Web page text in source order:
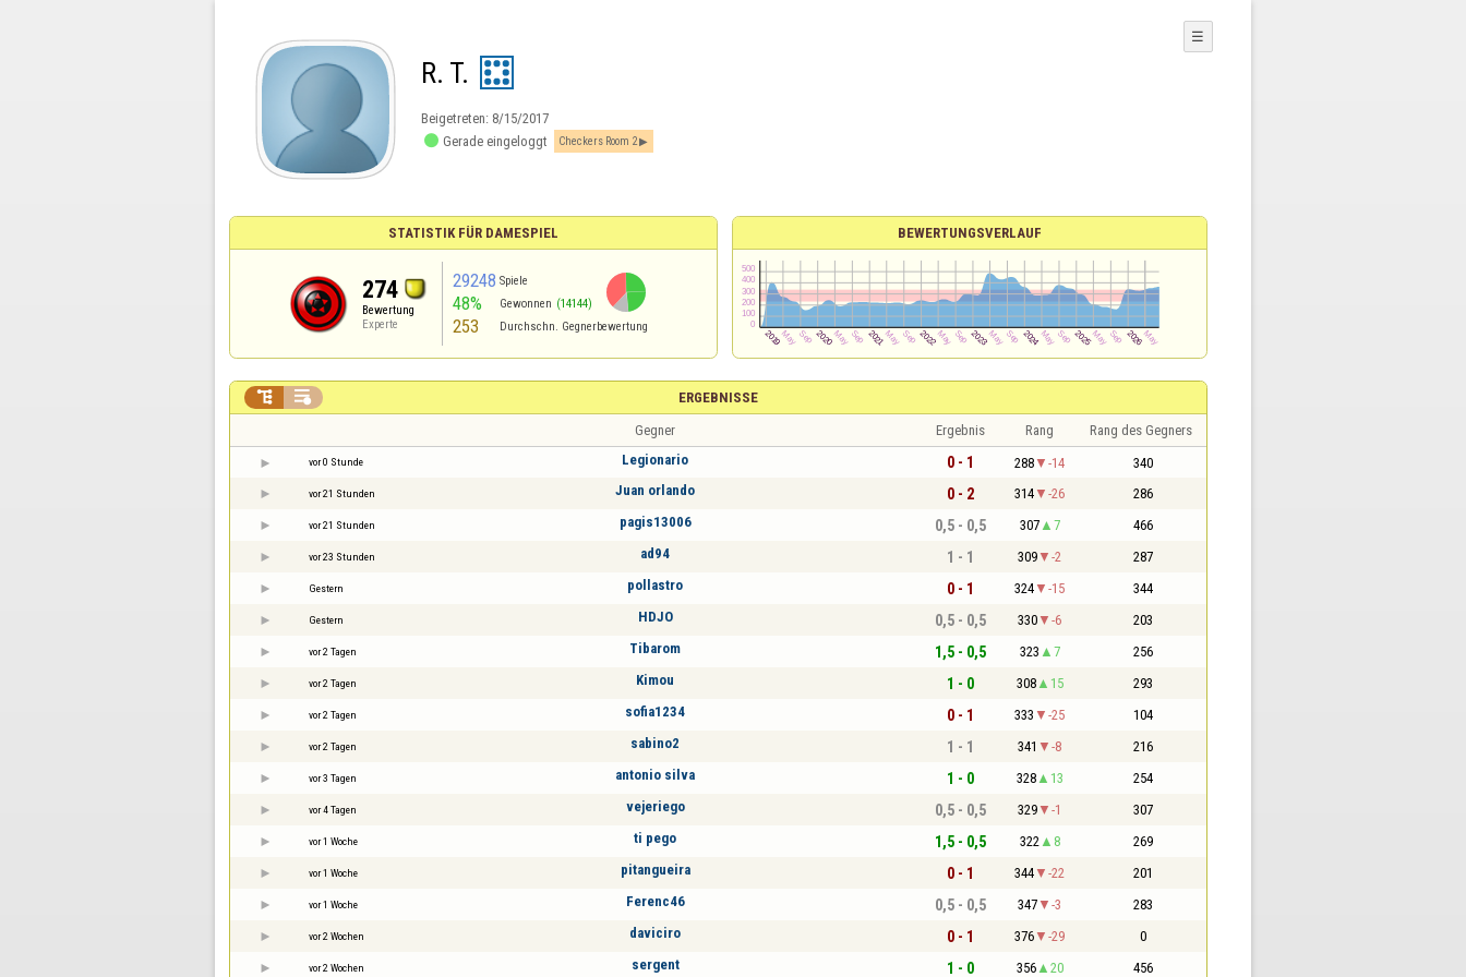
R. T.
Beigetreten: 8/15/2017
 Gerade eingeloggt Checkers Room 2
☰
STATISTIK FÜR DAMESPIEL
274
Bewertung
Experte
29248 Spiele
48% Gewonnen (14144)
253 Durchschn. Gegnerbewertung
BEWERTUNGSVERLAUF
ERGEBNISSE
 
Gegner Ergebnis Rang Rang des Gegners
vor 0 Stunde Legionario 0 - 1 288 -14 340
vor 21 Stunden Juan orlando 0 - 2 314 -26 286
vor 21 Stunden pagis13006 0,5 - 0,5 307 7 466
vor 23 Stunden ad94 1 - 1 309 -2 287
Gestern pollastro 0 - 1 324 -15 344
Gestern HDJO 0,5 - 0,5 330 -6 203
vor 2 Tagen Tibarom 1,5 - 0,5 323 7 256
vor 2 Tagen Kimou 1 - 0 308 15 293
vor 2 Tagen sofia1234 0 - 1 333 -25 104
vor 2 Tagen sabino2 1 - 1 341 -8 216
vor 3 Tagen antonio silva 1 - 0 328 13 254
vor 4 Tagen vejeriego 0,5 - 0,5 329 -1 307
vor 1 Woche ti pego 1,5 - 0,5 322 8 269
vor 1 Woche pitangueira 0 - 1 344 -22 201
vor 1 Woche Ferenc46 0,5 - 0,5 347 -3 283
vor 2 Wochen daviciro 0 - 1 376 -29 0
vor 2 Wochen sergent 1 - 0 356 20 456